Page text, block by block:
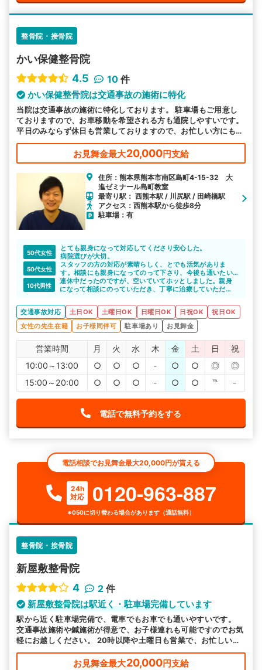
整骨院・接骨院
かい保健整骨院
4.5
10 件
かい保健整骨院は交通事故の施術に特化
当院は交通事故の施術に特化しております。 駐車場もご用意し
ておりますので、お車移動を希望される方も通院しやすいです。
平日のみならず休日も営業しておりますので、お忙しい方にも通
いやすい環境を整えております。皆様のお越しをお待ちしており
お見舞金最大20,000円支給
住所：熊本県熊本市南区島町4-15-32 大
進ゼミナール島町教室
最寄り駅： 西熊本駅 / 川尻駅 / 田崎橋駅
アクセス：西熊本駅から徒歩8分
駐車場：有
50代女性
とても親身になって対応してくださり安心した。
病院選びが大切。
50代女性
スタッフの方の対応が素晴らしく、とでも活気がありま
す。相談にも親身になってのって下さり、今後も通いたい
です。
10代男性
連休中だったのですが、空いていてホッとしました。親身
になって相談にのっていただき、丁寧に治療していただ
交通事故対応
土日OK 土曜日OK 日曜日OK 日祝OK
祝日OK
女性の先生在籍
お子様同伴可 駐車場あり お見舞金
営業時間 月 火 水 木 金 土 日
祝
10:00～13:00
○ ○ ○ - ○ ○ ◎
◎
15:00～20:00
○ ○ ○ - ○ ○ ℡ -
電話で無料予約をする
電話相談でお見舞金最大20,000円が貰える
24h
対応
0120-963-887
※050に切り替わる場合があります（通話無料）
整骨院・接骨院
新屋敷整骨院
4
2 件
新屋敷整骨院は駅近く・駐車場完備しています
駅から近く駐車場完備で、電車でもお車でも通いやすいです。
交通事故施術や鍼施術が得意で、お子様連れも可能ですのでお気
軽にお越しください。 20時以降や土曜日も営業で、お忙しい方
も来院しやすい環境で皆様のお越しをお待ちしております。
お見舞金最大20,000円支給